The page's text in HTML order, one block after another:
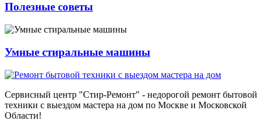
Полезные советы
Умные стиральные машины
Сервисный центр "Стир-Ремонт" - недорогой ремонт бытовой
техники с выездом мастера на дом по Москве и Московской
Области!